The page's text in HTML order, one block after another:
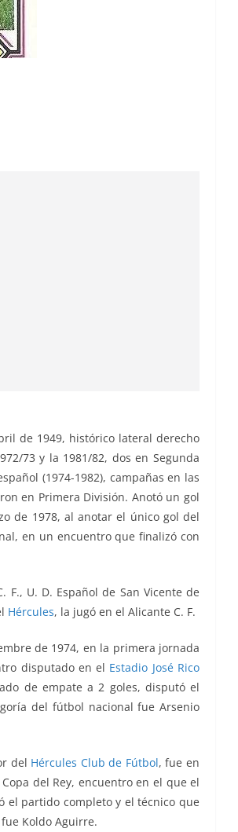
de 1949, histórico lateral derecho
73 y la 1981/82, dos en Segunda
(1974-1982), campañas en las
en Primera División. Anotó un gol
de 1978, al anotar el único gol del
en un encuentro que finalizó con
F., U. D. Español de San Vicente de
Hércules, la jugó en el Alicante C. F.
de 1974, en la primera jornada
disputado en el Estadio José Rico
de empate a 2 goles, disputó el
del fútbol nacional fue Arsenio
del Hércules Club de Fútbol, fue en
del Rey, encuentro en el que el
el partido completo y el técnico que
fue Koldo Aguirre.